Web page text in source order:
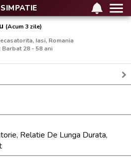
SIMPATIE
(Acum 3 zile)
Iasi, Romania
Barbat 28 - 58 ani
Relatie De Lunga Durata,